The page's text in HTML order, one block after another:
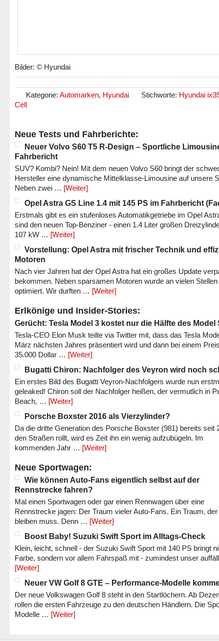
Bilder: © Hyundai
Kategorie: Automarken, Hyundai Stichworte: Hyundai
Cell
Neue Tests und Fahrberichte:
Neuer Volvo S60 T5 R-Design – Sportliche
Fahrbericht
SUV? Kombi? Nein! Mit dem neuen Volvo S60 bringt der
Hersteller eine dynamische Mittelklasse-Limousine auf unsere
Neben zwei … [Weiter]
Opel Astra GS Line 1.4 mit 145 PS im Fahrbericht
Erstmals gibt es ein stufenloses Automatikgetriebe im Opel
sind den neuen Top-Benziner - einen 1.4 Liter großen
107 kW … [Weiter]
Vorstellung: Opel Astra mit frischer Technik und
Motoren
Nach vier Jahren hat der Opel Astra hat ein großes Update
bekommen. Neben sparsamen Motoren wurde an vielen Stellen
optimiert. Wir durften … [Weiter]
Erlkönige und Insider-Stories:
Gerücht: Tesla Model 3 kostet nur die Hälfte des Model
Tesla-CEO Elon Musk teilte via Twitter mit, dass das Tesla
März nächsten Jahres präsentiert wird und dann bei einem
35.000 Dollar … [Weiter]
Bugatti Chiron: Nachfolger des Veyron wird noch
Ein erstes Bild des Bugatti Veyron-Nachfolgers wurde nun
geleaked! Chiron soll der Nachfolger heißen, der vermutlich in
Beach, … [Weiter]
Porsche Boxster 2016 als Vierzylinder?
Da die dritte Generation des Porsche Boxster (981) bereits seit
den Straßen rollt, wird es Zeit ihn ein wenig aufzubügeln. Im
kommenden Jahr … [Weiter]
Neue Sportwagen:
Wie können Auto-Fans eigentlich selbst auf der
Rennstrecke fahren?
Mal einen Sportwagen oder gar einen Rennwagen über eine
Rennstrecke jagen: Der Traum vieler Auto-Fans. Ein Traum,
bleiben muss. Denn … [Weiter]
Boost Baby! Suzuki Swift Sport im Alltags-Check
Klein, leicht, schnell - der Suzuki Swift Sport mit 140 PS bringt
Farbe, sondern vor allem Fahrspaß mit - zumindest unser
[Weiter]
Neuer VW Golf 8 GTE – Performance-Modelle
Der neue Volkswagen Golf 8 steht in den Startlöchern. Ab
rollen die ersten Fahrzeuge zu den deutschen Händlern. Die
Modelle … [Weiter]